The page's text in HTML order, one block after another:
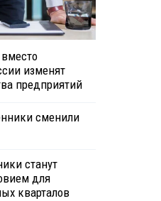
изменят
предприятий
сменили
станут
для
кварталов